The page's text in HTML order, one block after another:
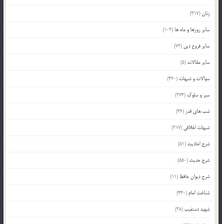
زنان(317)
سایر روزها و ماه ها (103)
سایر فروع دین (72)
سایر مقالات (5)
سوالات و شبهات (420)
سیر و سلوک (274)
شب های قدر (46)
شبهات اخلاقی (217)
شرح احادیث (51)
شرح حدیث (550)
شرح دیوان حافظ (11)
شناخت امام (440)
شهید دستغیب(38)